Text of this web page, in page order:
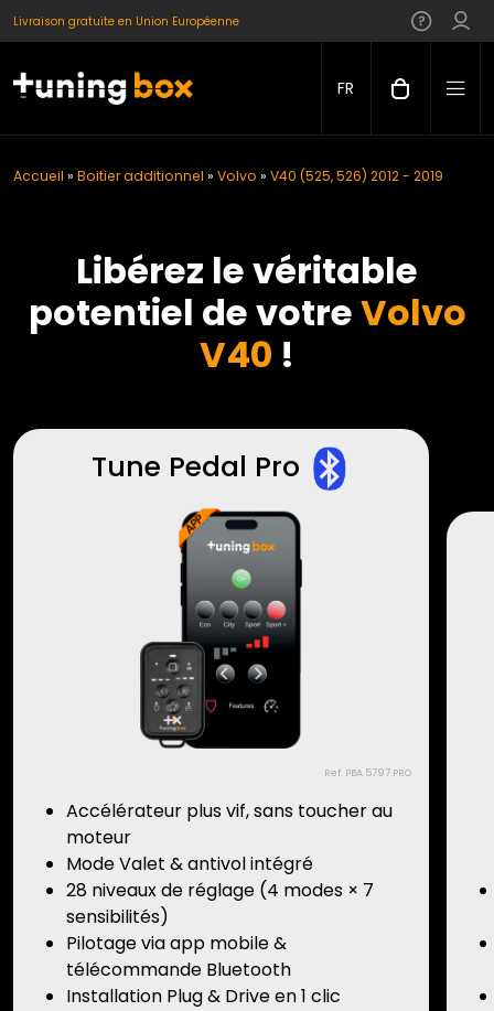
Livraison gratuite en Union Européenne
FR
Accueil » Boitier additionnel » Volvo » V40 (525, 526) 2012 - 2019
Libérez le véritable
potentiel de votreVolvo
V40 !
Tune Pedal Pro
Ref: PBA.5797.PRO
Accélérateur plus vif, sans toucher au
moteur
Mode Valet & antivol intégré
28 niveaux de réglage (4 modes × 7
sensibilités)
Pilotage via app mobile &
télécommande Bluetooth
Installation Plug & Drive en 1 clic